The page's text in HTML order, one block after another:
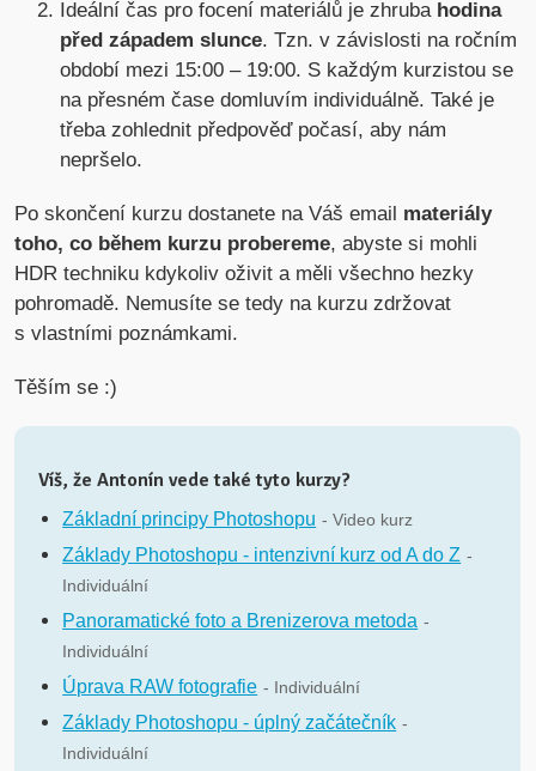
Ideální čas pro focení materiálů je zhruba hodina
před západem slunce. Tzn. v závislosti na ročním
období mezi 15:00 – 19:00. S každým kurzistou se
na přesném čase domluvím individuálně. Také je
třeba zohlednit předpověď počasí, aby nám
nepršelo.
Po skončení kurzu dostanete na Váš email materiály
toho, co během kurzu probereme, abyste si mohli
HDR techniku kdykoliv oživit a měli všechno hezky
pohromadě. Nemusíte se tedy na kurzu zdržovat
s vlastními poznámkami.
Těším se :)
Víš, že Antonín vede také tyto kurzy?
Základní principy Photoshopu - Video kurz
Základy Photoshopu - intenzivní kurz od A do Z -
Individuální
Panoramatické foto a Brenizerova metoda -
Individuální
Úprava RAW fotografie - Individuální
Základy Photoshopu - úplný začátečník -
Individuální